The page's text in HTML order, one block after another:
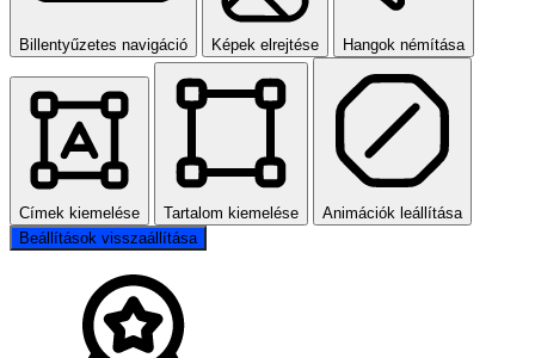
Billentyűzetes navigáció Képek elrejtése Hangok némítása
Címek kiemelése Tartalom kiemelése
Animációk leállítása
Beállítások visszaállítása